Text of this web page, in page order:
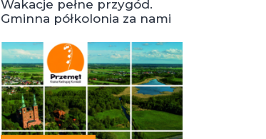
Wakacje pełne przygód.
Gminna półkolonia za nami